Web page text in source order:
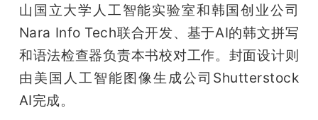
山国立大学人工智能实验室和韩国创业公司
Nara Info Tech联合开发、基于AI的韩文拼写
和语法检查器负责本书校对工作。封面设计则
由美国人工智能图像生成公司Shutterstock
AI完成。